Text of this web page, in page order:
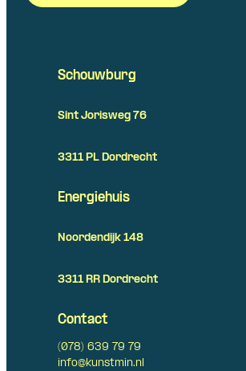
Schouwburg
Sint Jorisweg 76
3311 PL Dordrecht
Energiehuis
Noordendijk 148
3311 RR Dordrecht
Contact
(078) 639 79 79
info@kunstmin.nl